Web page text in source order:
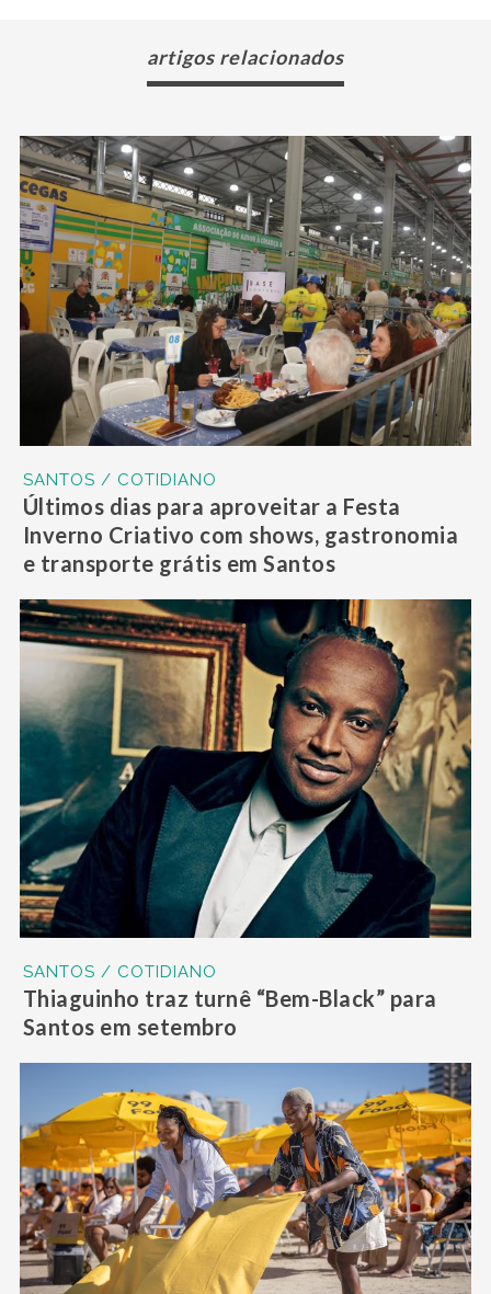
artigos relacionados
SANTOS / COTIDIANO
Últimos dias para aproveitar a Festa
Inverno Criativo com shows, gastronomia
e transporte grátis em Santos
SANTOS / COTIDIANO
Thiaguinho traz turnê “Bem-Black” para
Santos em setembro